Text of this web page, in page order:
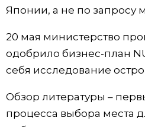
От редакции
Японии, а не по запросу
20 мая министерство
одобрило бизнес-план
себя исследование
Обзор литературы –
процесса выбора места